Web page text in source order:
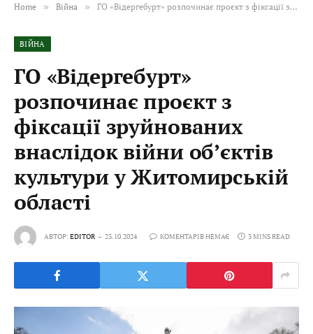
Home » Війна » ГО «Відергебурт» розпочинає проєкт з фіксації зруйнованих внаслідок війни об’єктів культури у Житомирській області
ВІЙНА
ГО «Відергебурт»
розпочинає проєкт з
фіксації зруйнованих
внаслідок війни об’єктів
культури у Житомирській
області
АВТОР:EDITOR 23.10.2024 КОМЕНТАРІВ НЕМАЄ 3 MINS READ